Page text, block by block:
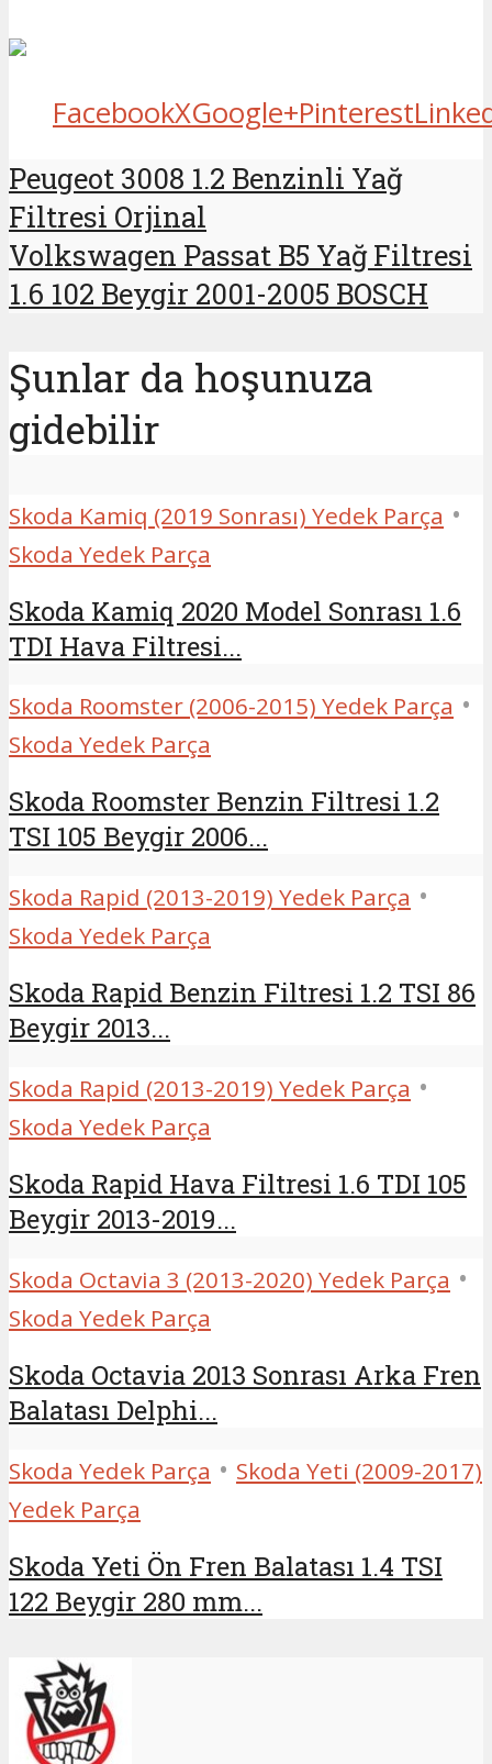
FacebookXGoogle+Pinterest
Peugeot 3008 1.2 Benzinli Yağ
Filtresi Orjinal
Volkswagen Passat B5 Yağ Filtresi
1.6 102 Beygir 2001-2005 BOSCH
Şunlar da hoşunuza
gidebilir
Skoda Kamiq (2019 Sonrası) Yedek Parça •
Skoda Yedek Parça
Skoda Kamiq 2020 Model Sonrası 1.6
TDI Hava Filtresi...
Skoda Roomster (2006-2015) Yedek Parça •
Skoda Yedek Parça
Skoda Roomster Benzin Filtresi 1.2
TSI 105 Beygir 2006...
Skoda Rapid (2013-2019) Yedek Parça •
Skoda Yedek Parça
Skoda Rapid Benzin Filtresi 1.2 TSI 86
Beygir 2013...
Skoda Rapid (2013-2019) Yedek Parça •
Skoda Yedek Parça
Skoda Rapid Hava Filtresi 1.6 TDI 105
Beygir 2013-2019...
Skoda Octavia 3 (2013-2020) Yedek Parça •
Skoda Yedek Parça
Skoda Octavia 2013 Sonrası Arka Fren
Balatası Delphi...
Skoda Yedek Parça • Skoda Yeti (2009-2017)
Yedek Parça
Skoda Yeti Ön Fren Balatası 1.4 TSI
122 Beygir 280 mm...